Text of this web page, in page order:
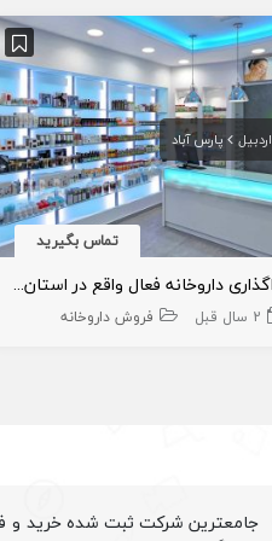
اردبیل پارس آباد
تماس بگیرید
واگذاری داروخانه فعال واقع در استان اردبیل [ پارس آباد ]
2 سال قبل فروش داروخانه
جامعترین شرکت ثبت شده خرید و